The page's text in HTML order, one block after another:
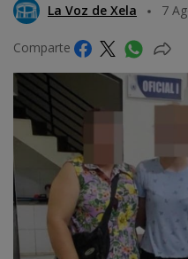
La Voz de Xela 7
Comparte